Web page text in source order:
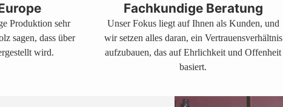
Produktion sehr
sagen, dass über
wird.
Fachkundige Beratung
Unser Fokus liegt auf Ihnen als Kunden, und
wir setzen alles daran, ein Vertrauensverhältnis
aufzubauen, das auf Ehrlichkeit und Offenheit
basiert.